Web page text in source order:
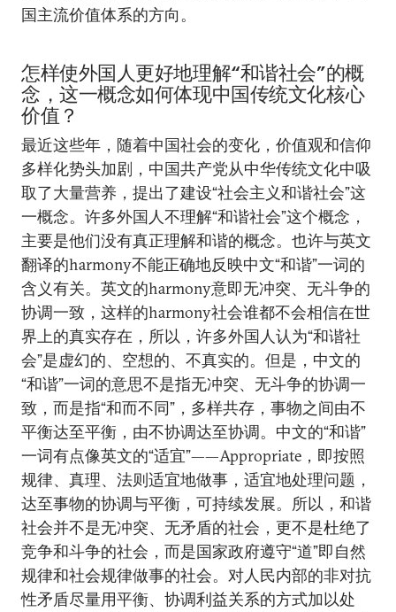
国主流价值体系的方向。
怎样使外国人更好地理解“和谐社会”的概
念，这一概念如何体现中国传统文化核心
价值？
最近这些年，随着中国社会的变化，价值观和信仰
多样化势头加剧，中国共产党从中华传统文化中吸
取了大量营养，提出了建设“社会主义和谐社会”这
一概念。许多外国人不理解“和谐社会”这个概念，
主要是他们没有真正理解和谐的概念。也许与英文
翻译的harmony不能正确地反映中文“和谐”一词的
含义有关。英文的harmony意即无冲突、无斗争的
协调一致，这样的harmony社会谁都不会相信在世
界上的真实存在，所以，许多外国人认为“和谐社
会”是虚幻的、空想的、不真实的。但是，中文的
“和谐”一词的意思不是指无冲突、无斗争的协调一
致，而是指“和而不同”，多样共存，事物之间由不
平衡达至平衡，由不协调达至协调。中文的“和谐”
一词有点像英文的“适宜”——Appropriate，即按照
规律、真理、法则适宜地做事，适宜地处理问题，
达至事物的协调与平衡，可持续发展。所以，和谐
社会并不是无冲突、无矛盾的社会，更不是杜绝了
竞争和斗争的社会，而是国家政府遵守“道”即自然
规律和社会规律做事的社会。对人民内部的非对抗
性矛盾尽量用平衡、协调利益关系的方式加以处